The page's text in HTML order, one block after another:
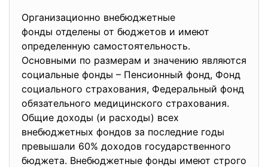
Организационно внебюджетные
фонды отделены от бюджетов и имеют
определенную самостоятельность.
Основными по размерам и значению являются
социальные фонды – Пенсионный фонд, Фонд
социального страхования, Федеральный фонд
обязательного медицинского страхования.
Общие доходы (и расходы) всех
внебюджетных фондов за последние годы
превышали 60% доходов государственного
бюджета. Внебюджетные фонды имеют строго